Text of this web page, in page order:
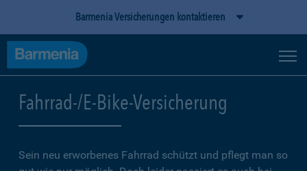
Barmenia Versicherungen kontaktieren
Fahrrad-/E-Bike-Versicherung
Sein neu erworbenes Fahrrad schützt und pflegt man so